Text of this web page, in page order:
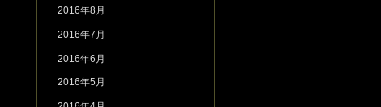
2016年8月
2016年7月
2016年6月
2016年5月